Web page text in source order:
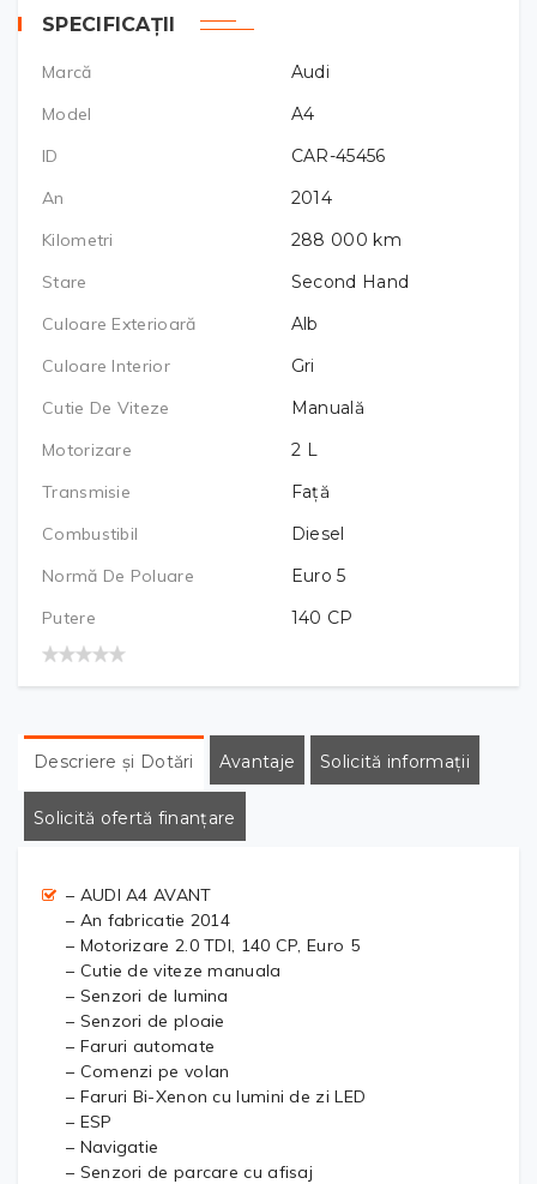
SPECIFICAȚII
Marcă
Audi
Model
A4
ID
CAR-45456
An
2014
Kilometri
288 000 km
Stare
Second Hand
Culoare Exterioară
Alb
Culoare Interior
Gri
Cutie De Viteze
Manuală
Motorizare
2 L
Transmisie
Față
Combustibil
Diesel
Normă De Poluare
Euro 5
Putere
140 CP
Descriere și Dotări Avantaje Solicită informații
Solicită ofertă finanțare
– AUDI A4 AVANT
– An fabricatie 2014
– Motorizare 2.0 TDI, 140 CP, Euro 5
– Cutie de viteze manuala
– Senzori de lumina
– Senzori de ploaie
– Faruri automate
– Comenzi pe volan
– Faruri Bi-Xenon cu lumini de zi LED
– ESP
– Navigatie
– Senzori de parcare cu afisaj